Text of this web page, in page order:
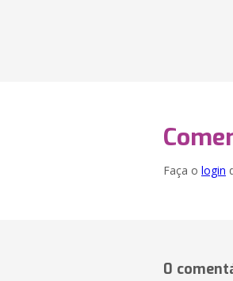
Faça o login
0